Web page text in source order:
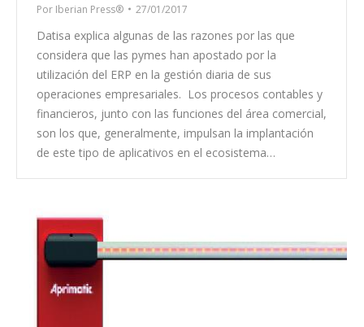
Por Iberian Press® 27/01/2017
Datisa explica algunas de las razones por las que
considera que las pymes han apostado por la
utilización del ERP en la gestión diaria de sus
operaciones empresariales. Los procesos contables y
financieros, junto con las funciones del área comercial,
son los que, generalmente, impulsan la implantación
de este tipo de aplicativos en el ecosistema…